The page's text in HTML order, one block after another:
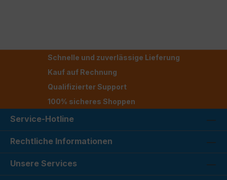
Schnelle und zuverlässige Lieferung
Kauf auf Rechnung
Qualifizierter Support
100% sicheres Shoppen
Service-Hotline
Rechtliche Informationen
Unsere Services